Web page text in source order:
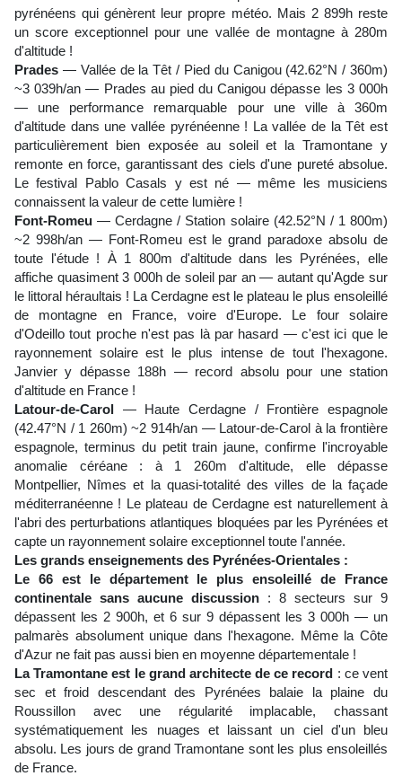
pyrénéens qui génèrent leur propre météo. Mais 2 899h reste
un score exceptionnel pour une vallée de montagne à 280m
d'altitude !
Prades — Vallée de la Têt / Pied du Canigou (42.62°N / 360m)
~3 039h/an — Prades au pied du Canigou dépasse les 3 000h
— une performance remarquable pour une ville à 360m
d'altitude dans une vallée pyrénéenne ! La vallée de la Têt est
particulièrement bien exposée au soleil et la Tramontane y
remonte en force, garantissant des ciels d'une pureté absolue.
Le festival Pablo Casals y est né — même les musiciens
connaissent la valeur de cette lumière !
Font-Romeu— Cerdagne / Station solaire (42.52°N / 1 800m)
~2 998h/an — Font-Romeu est le grand paradoxe absolu de
toute l'étude ! À 1 800m d'altitude dans les Pyrénées, elle
affiche quasiment 3 000h de soleil par an — autant qu'Agde sur
le littoral héraultais ! La Cerdagne est le plateau le plus ensoleillé
de montagne en France, voire d'Europe. Le four solaire
d'Odeillo tout proche n'est pas là par hasard — c'est ici que le
rayonnement solaire est le plus intense de tout l'hexagone.
Janvier y dépasse 188h — record absolu pour une station
d'altitude en France !
Latour-de-Carol — Haute Cerdagne / Frontière espagnole
(42.47°N / 1 260m) ~2 914h/an — Latour-de-Carol à la frontière
espagnole, terminus du petit train jaune, confirme l'incroyable
anomalie céréane : à 1 260m d'altitude, elle dépasse
Montpellier, Nîmes et la quasi-totalité des villes de la façade
méditerranéenne ! Le plateau de Cerdagne est naturellement à
l'abri des perturbations atlantiques bloquées par les Pyrénées et
capte un rayonnement solaire exceptionnel toute l'année.
Les grands enseignements des Pyrénées-Orientales :
Le 66 est le département le plus ensoleillé de France
continentale sans aucune discussion : 8 secteurs sur 9
dépassent les 2 900h, et 6 sur 9 dépassent les 3 000h — un
palmarès absolument unique dans l'hexagone. Même la Côte
d'Azur ne fait pas aussi bien en moyenne départementale !
La Tramontane est le grand architecte de ce record : ce vent
sec et froid descendant des Pyrénées balaie la plaine du
Roussillon avec une régularité implacable, chassant
systématiquement les nuages et laissant un ciel d'un bleu
absolu. Les jours de grand Tramontane sont les plus ensoleillés
de France.